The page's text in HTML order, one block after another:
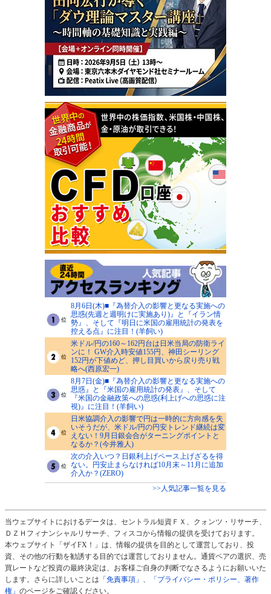
8月6日(木)■『為替介入の影響と更なる実施への
思惑(先週と週明けに実施あり)』と『イラン情
勢』、そして『明日に米国の雇用統計の発表を
控える点』に注目！(羊飼い)
米ドル/円の160～162円台は日米当局の防衛ライ
ンに！ GW介入時安値155円、神田シーリング
152円が下値めど、押し目買いから戻り売り戦
略へ(西原宏一)
8月7日(金)■『為替介入の影響と更なる実施への
思惑』と『米国の雇用統計の発表』、そして
『米国の金融政策への思惑(利上げへの思惑に注
視)』に注目！(羊飼い)
日米協調介入の影響で円は一時的に方向感を失
いそうだが、米ドル/円の円安トレンド継続は変
えない！9月日銀会合がターニングポイントと
なるか？(今井雅人)
次の介入いつ？日銀利上げペース上げざるを得
ない。円安止まらなければ10月末～11月に追加
介入か？(ZERO)
>>人気記事一覧を見る
当ウェブサイトにおけるデータは、セントラル短資ＦＸ、クォンツ・リサーチ、
ＤＺＨフィナンシャルリサーチ、フィスコから情報の提供を受けております。
本ウェブサイト「ザイFX！」は、情報の提供を目的として運営しており、投
資、その他の行動を勧誘する目的では運営しておりません。通貨ペアの選択、売
買レートなど投資の最終決定は、お客様ご自身の判断でなさるようにお願いいた
します。さらに詳しいことは 「免責事項」 、
「プライバシー・ポリシー、著作
権」 のページをご確認ください。